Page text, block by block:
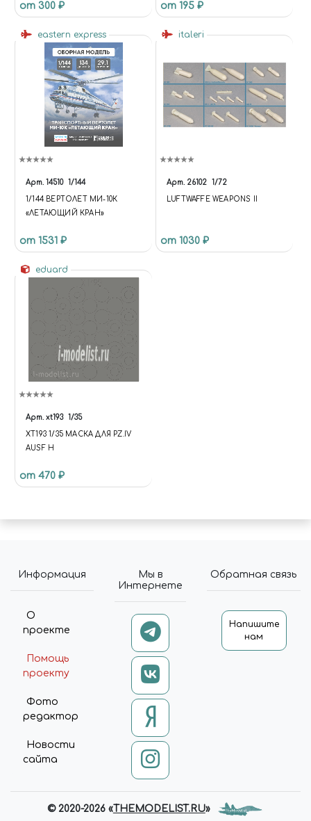
СССР
от 300 ₽ от 195 ₽
eastern express
Арт. 14510 1/144
1/144 ВЕРТОЛЕТ МИ-10К
«ЛЕТАЮЩИЙ КРАН»
от 1531 ₽
italeri
Арт. 26102 1/72
LUFTWAFFE WEAPONS II
от 1030 ₽
eduard
Арт. xt193 1/35
XT193 1/35 МАСКА ДЛЯ PZ.IV
AUSF H
от 470 ₽
Информация
О
проекте
Помощь
проекту
Фото
редактор
Новости
сайта
Мы в
Интернете
Обратная связь
Напишите
нам
© 2020-2026 «THEMODELIST.RU»